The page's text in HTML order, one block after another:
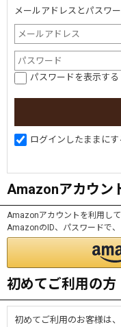
メールアドレスとパスワ
パスワードを表示する
ログインしたままにす
Amazonアカウン
Amazonアカウントを利用し
AmazonのID、パスワードで、
初めてご利用の方
初めてご利用のお客様は